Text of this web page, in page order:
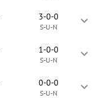
3-0-0
S-U-N
1-0-0
S-U-N
0-0-0
S-U-N